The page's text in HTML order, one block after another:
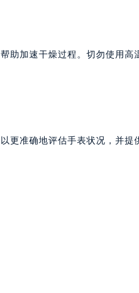
助加速干燥过程。切勿使用高
更准确地评估手表状况，并提